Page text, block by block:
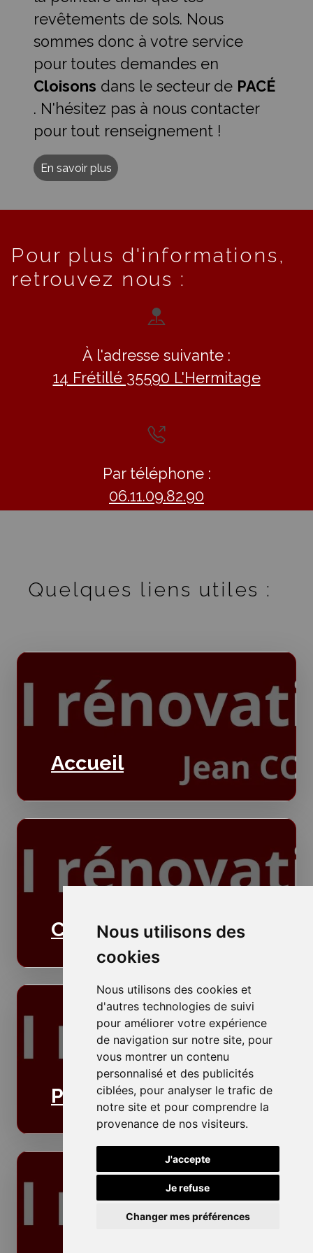
Nous utilisons des
cookies
Nous utilisons des cookies et
d'autres technologies de suivi
pour améliorer votre expérience
de navigation sur notre site, pour
vous montrer un contenu
personnalisé et des publicités
ciblées, pour analyser le trafic de
notre site et pour comprendre la
provenance de nos visiteurs.
J'accepte
Je refuse
Changer mes préférences
revêtements de sols. Nous
sommes donc à votre service
pour toutes demandes en
Cloisons dans le secteur de PACÉ
. N'hésitez pas à nous contacter
pour tout renseignement !
En savoir plus
Pour plus d'informations,
retrouvez nous :
À l'adresse suivante :
14 Frétillé 35590 L'Hermitage
Par téléphone :
06.11.09.82.90
Quelques liens utiles :
Accueil
Cloisons
Plafonds